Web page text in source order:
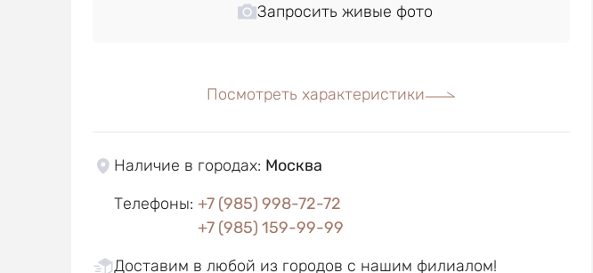
Запросить живые фото
Посмотреть характеристики
Наличие в городах: Москва
Телефоны: +7 (985) 998-72-72
+7 (985) 159-99-99
Доставим в любой из городов с нашим филиалом!